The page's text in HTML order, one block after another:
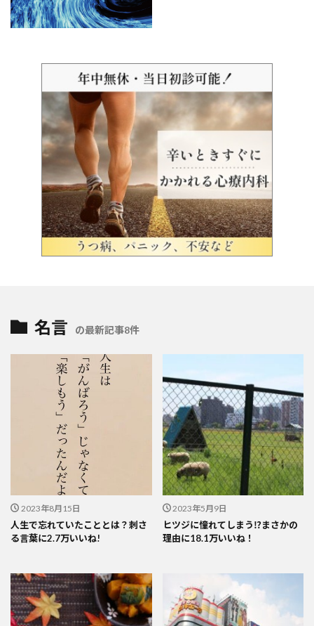
名言 の最新記事8件
2023年8月15日
人生で忘れていたこととは？刺さ
る言葉に2.7万いいね!
2023年5月9日
ヒツジに憧れてしまう⁉まさかの
理由に18.1万いいね！